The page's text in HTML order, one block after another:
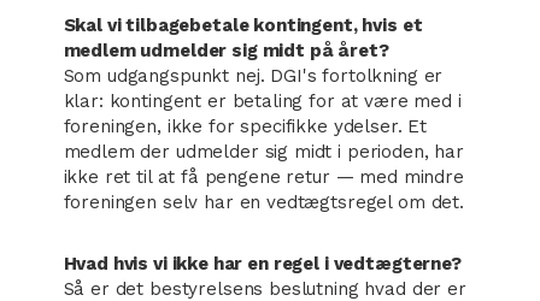
Skal vi tilbagebetale kontingent, hvis et
medlem udmelder sig midt på året?
Som udgangspunkt nej. DGI's fortolkning er
klar: kontingent er betaling for at være med i
foreningen, ikke for specifikke ydelser. Et
medlem der udmelder sig midt i perioden, har
ikke ret til at få pengene retur — med mindre
foreningen selv har en vedtægtsregel om det.
Hvad hvis vi ikke har en regel i vedtægterne?
Så er det bestyrelsens beslutning hvad der er